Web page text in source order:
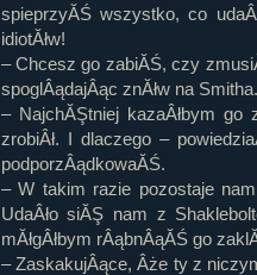
spieprzyĂŚ wszystko, co
idiotĂłw!
– Chcesz go zabiĂŚ, czy
spoglÂądajÂąc znĂłw na Smitha.
– NajchĂŞtniej kazaÂłbym
zrobiÂł. I dlaczego –
podporzÂądkowaĂŚ.
– W takim razie pozostaje
UdaÂło siĂŞ nam z
mĂłgÂłbym rÂąbnÂąĂŚ go
– ZaskakujÂące, Âże ty z